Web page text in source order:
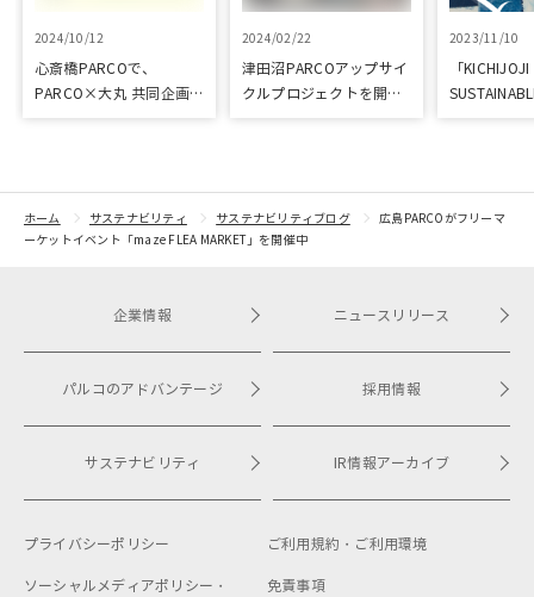
2024/10/12
心斎橋PARCOで、
PARCO×大丸 共同企画
開催！
2024/02/22
津田沼PARCOアップサイ
クルプロジェクトを開催
2023/11/10
「
ホーム サステナビリティ サステナビリティブログ
広島PARCOがフリーマ
ーケットイベント「maze FLEA MARKET」を開催中
企業情報
パルコのアドバンテージ
サステナビリティ
ニュースリリース
採用情報
IR情報アーカイブ
プライバシーポリシー ご利用規約・ ご利用環境
ソーシャルメディアポリシー・ 免責事項